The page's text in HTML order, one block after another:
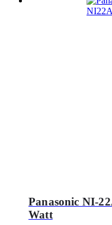
Panasonic NI-
Watt